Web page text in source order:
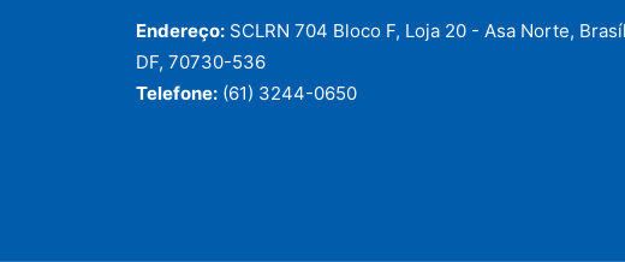
Endereço: SCLRN 704 Bloco F, Loja 20 - Asa Norte,
DF, 70730-536
Telefone: (61) 3244-0650